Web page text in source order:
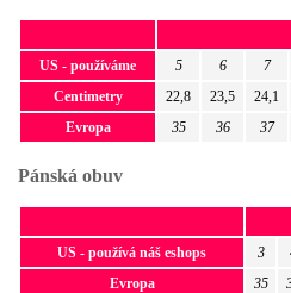
US - používáme 5 6
7
Centimetry
22,8 23,5
24,1
Evropa
35 36 37
Pánská obuv
US - používá náš eshops 3
Evropa
35